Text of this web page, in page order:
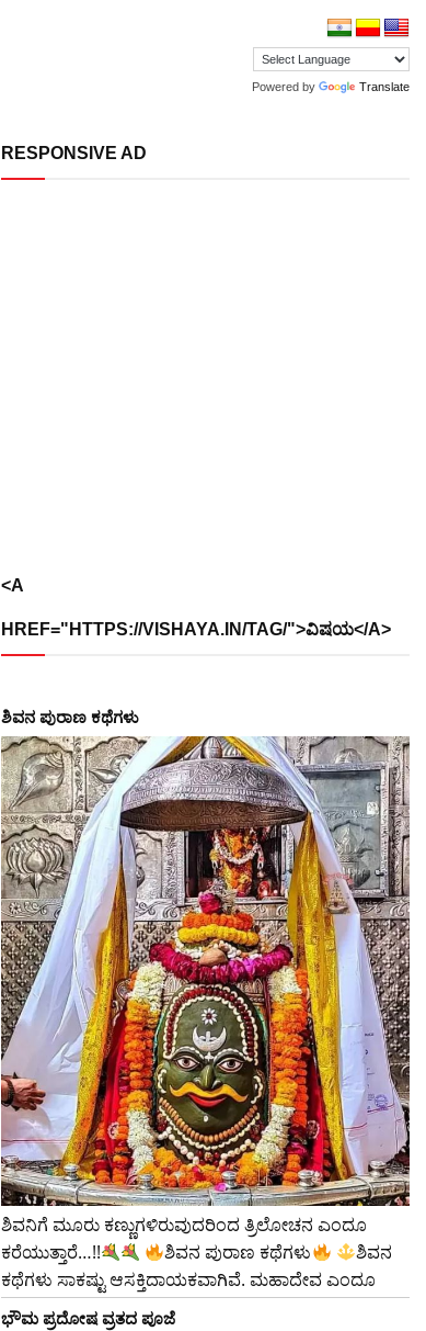
Powered by Translate
RESPONSIVE AD
<A
HREF="HTTPS://VISHAYA.IN/TAG/">ವಿಷಯ</A>
ಶಿವನ ಪುರಾಣ ಕಥೆಗಳು
ಶಿವನಿಗೆ ಮೂರು ಕಣ್ಣುಗಳಿರುವುದರಿಂದ ತ್ರಿಲೋಚನ ಎಂದೂ
ಕರೆಯುತ್ತಾರೆ…!!
ಶಿವನ ಪುರಾಣ ಕಥೆಗಳು
ಶಿವನ
ಕಥೆಗಳು ಸಾಕಷ್ಟು ಆಸಕ್ತಿದಾಯಕವಾಗಿವೆ. ಮಹಾದೇವ ಎಂದೂ
ಭೌಮ ಪ್ರದೋಷ ವ್ರತದ ಪೂಜೆ